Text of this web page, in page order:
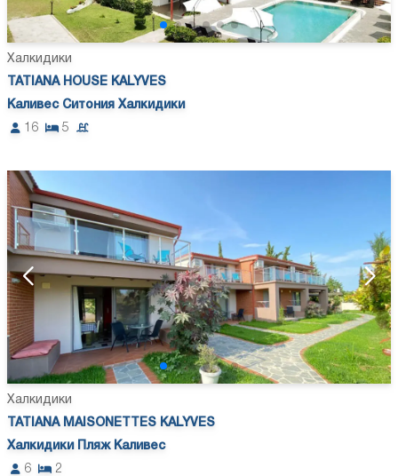
Халкидики
TATIANA HOUSE KALYVES
Каливес Ситония Халкидики
16
5
Халкидики
TATIANA MAISONETTES KALYVES
Халкидики Пляж Каливес
6
2